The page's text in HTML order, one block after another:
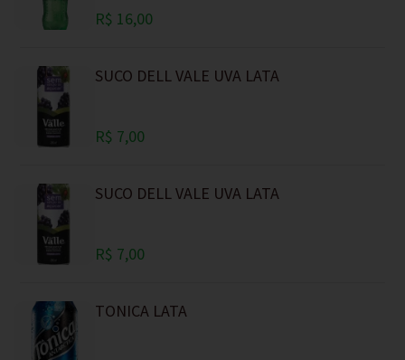
R$ 16,00
SUCO DELL VALE UVA LATA
R$ 7,00
SUCO DELL VALE UVA LATA
R$ 7,00
TONICA LATA